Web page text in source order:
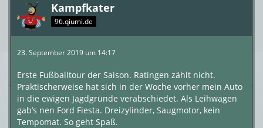
Kampfkater
96.qiumi.de
23. September 2019 um 14:17
Erste Fußballtour der Saison. Ratingen zählt nicht.
Praktischerweise hat sich in der Woche vorher mein Auto
in die ewigen Jagdgründe verabschiedet. Als Leihwagen
gab’s nen Ford Fiesta. Dreizylinder, Saugmotor, kein
Tempomat. So geht Spaß.